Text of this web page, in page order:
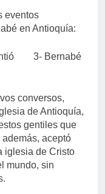
eventos
en Antioquía:
3- Bernabé
conversos,
de Antioquía,
gentiles que
aceptó
iglesia de Cristo
mundo, sin